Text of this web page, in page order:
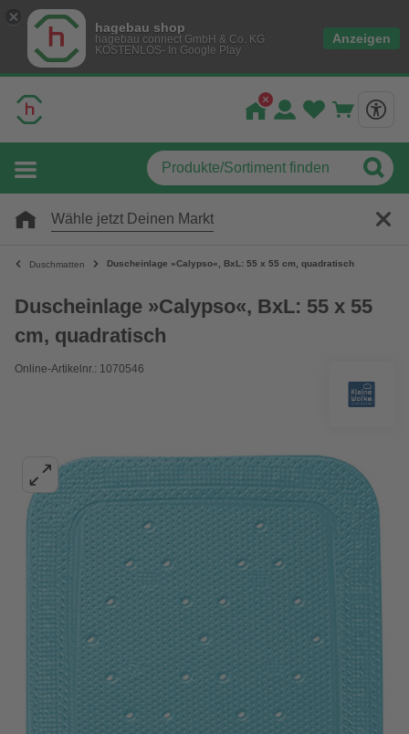
hagebau shop
hagebau connect GmbH & Co. KG
KOSTENLOS- In Google Play
Anzeigen
Wähle jetzt Deinen Markt
Duschmatten Duscheinlage »Calypso«, BxL: 55 x 55 cm, quadratisch
Duscheinlage »Calypso«, BxL: 55 x 55
cm, quadratisch
Online-Artikelnr.: 1070546